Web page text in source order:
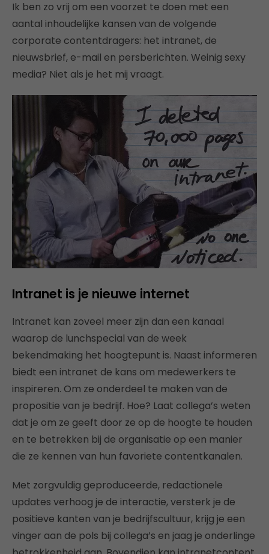
Ik ben zo vrij om een voorzet te doen met een
aantal inhoudelijke kansen van de volgende
corporate contentdragers: het intranet, de
nieuwsbrief, e-mail en persberichten. Weinig sexy
media? Niet als je het mij vraagt.
Intranet is je nieuwe internet
Intranet kan zoveel meer zijn dan een kanaal
waarop de lunchspecial van de week
bekendmaking het hoogtepunt is. Naast informeren
biedt een intranet de kans om medewerkers te
inspireren. Om ze onderdeel te maken van de
propositie van je bedrijf. Hoe? Laat collega’s weten
dat je om ze geeft door ze op de hoogte te houden
en te betrekken bij de organisatie op een manier
die ze kennen van hun favoriete contentkanalen.
Met zorgvuldig geproduceerde, redactionele
updates verhoog je de interactie, versterk je de
positieve kanten van je bedrijfscultuur, krijg je een
vinger aan de pols bij collega’s en jaag je onderlinge